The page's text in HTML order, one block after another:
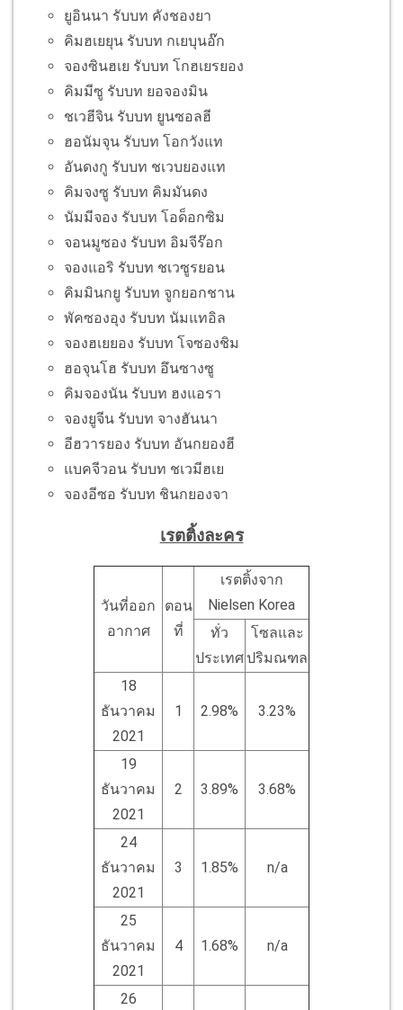
ยูอินนา รับบท คังชองยา
คิมฮเยยุน รับบท กเยบุนอ๊ก
จองซินฮเย รับบท โกฮเยรยอง
คิมมีซู รับบท ยอจองมิน
ชเวฮีจิน รับบท ยูนซอลฮี
ฮอนัมจุน รับบท โอกวังแท
อันดงกู รับบท ชเวบยองแท
คิมจงซู รับบท คิมมันดง
นัมมีจอง รับบท โอด็อกซิม
จอนมูซอง รับบท อิมจีร๊อก
จองแอริ รับบท ชเวซูรยอน
คิมมินกยู รับบท จูกยอกชาน
พัคซองอุง รับบท นัมแทอิล
จองฮเยยอง รับบท โจซองชิม
ฮอจุนโฮ รับบท อึนซางซู
คิมจองนัน รับบท ฮงแอรา
จองยูจีน รับบท จางฮันนา
อีฮวารยอง รับบท อันกยองฮี
แบคจีวอน รับบท ชเวมีฮเย
จองอีซอ รับบท ชินกยองจา
เรตติ้งละคร
วันที่ออก
อากาศ
ตอน
ที่
เรตติ้งจาก
Nielsen Korea
ทั่ว
ประเทศ
โซลและ
ปริมณฑล
18
ธันวาคม
2021
1 2.98% 3.23%
19
ธันวาคม
2021
2 3.89% 3.68%
24
ธันวาคม
2021
3 1.85% n/a
25
ธันวาคม
2021
4 1.68% n/a
26